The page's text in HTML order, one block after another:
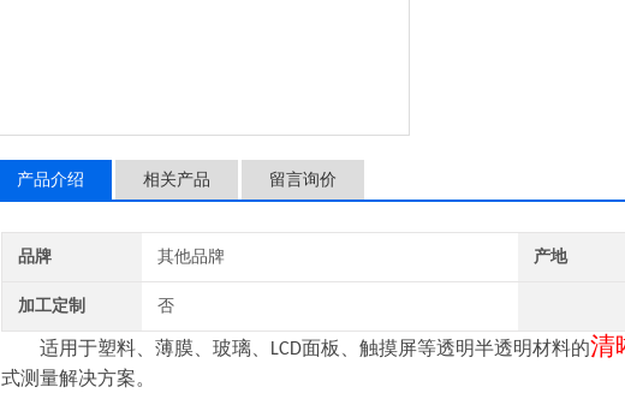
产品介绍 相关产品 留言询价
品牌 其他品牌 产地
加工定制 否
适用于塑料、薄膜、玻璃、 LCD面板、触摸屏等透明半透明材料的清
式测量解决方案。